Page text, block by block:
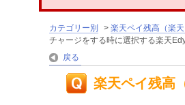
カテゴリー別 > 楽天ペイ残高（楽
チャージをする時に選択する楽天
戻る
楽天ペイ残高